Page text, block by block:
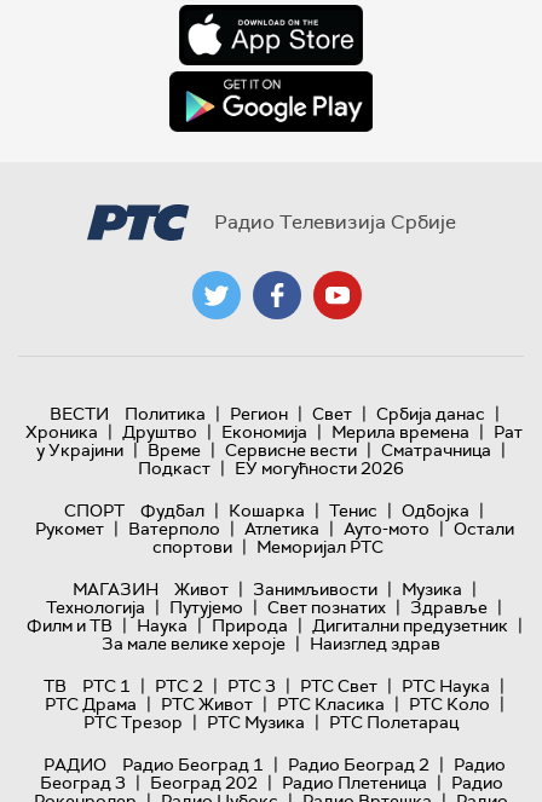
Радио Телевизија Србије
ВЕСТИ Политика | Регион | Свет | Србија данас |
Хроника | Друштво | Економија | Мерила времена | Рат
у Украјини | Време | Сервисне вести | Сматрачница |
Подкаст | ЕУ могућности 2026
СПОРТ
Фудбал | Кошарка | Тенис | Одбојка |
Рукомет | Ватерполо | Атлетика | Ауто-мото | Остали
спортови | Меморијал РТС
МАГАЗИН
Живот | Занимљивости | Музика |
Технологијa | Путујемо | Свет познатих | Здравље |
Филм и ТВ | Наука | Природа | Дигитални предузетник |
За мале велике хероје | Наизглед здрав
ТВ
РТС 1 | РТС 2 | РТС 3 | РТС Свет | РТС Наука |
РТС Драма | РТС Живот | РТС Класика | РТС Коло |
РТС Трезор | РТС Музика | РТС Полетарац
РАДИО
Радио Београд 1 | Радио Београд 2 | Радио
Београд 3 | Београд 202 | Радио Плетеница | Радио